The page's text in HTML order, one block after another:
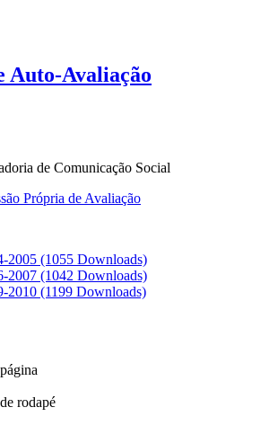
Auto-Avaliação
de Comunicação Social
Própria de Avaliação
2005 (1055 Downloads)
2007 (1042 Downloads)
2010 (1199 Downloads)
rodapé